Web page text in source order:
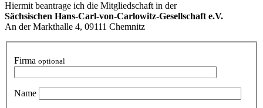
Hiermit beantrage ich die Mitgliedschaft in der
Sächsischen Hans-Carl-von-Carlowitz-Gesellschaft e.V.
An der Markthalle 4, 09111 Chemnitz
Firma optional
Name